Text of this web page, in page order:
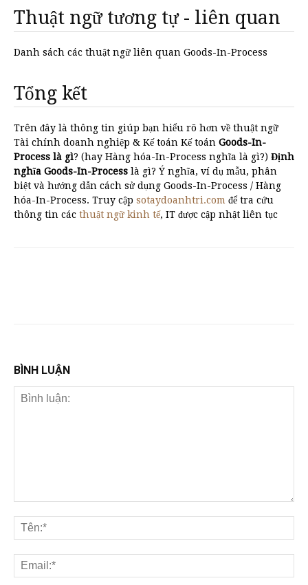
Thuật ngữ tương tự - liên quan
Danh sách các thuật ngữ liên quan Goods-In-Process
Tổng kết
Trên đây là thông tin giúp bạn hiểu rõ hơn về thuật ngữ
Tài chính doanh nghiệp & Kế toán Kế toán Goods-In-
Process là gì? (hay Hàng hóa-In-Process nghĩa là gì?) Định
nghĩa Goods-In-Process là gì? Ý nghĩa, ví dụ mẫu, phân
biệt và hướng dẫn cách sử dụng Goods-In-Process / Hàng
hóa-In-Process. Truy cập sotaydoanhtri.com để tra cứu
thông tin các thuật ngữ kinh tế, IT được cập nhật liên tục
BÌNH LUẬN